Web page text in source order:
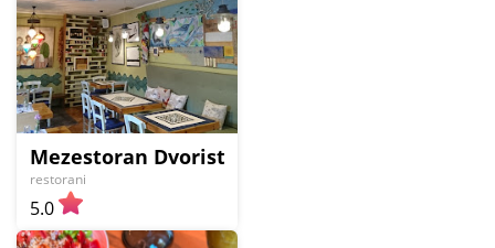
Mezestoran Dvoriste
restorani
5.0